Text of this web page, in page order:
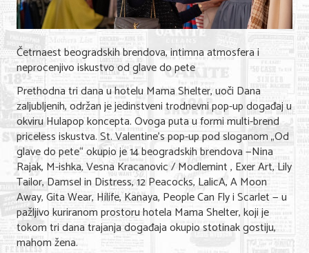
Četrnaest beogradskih brendova, intimna atmosfera i
neprocenjivo iskustvo od glave do pete
Prethodna tri dana u hotelu Mama Shelter, uoči Dana
zaljubljenih, održan je jedinstveni trodnevni pop-up događaj u
okviru Hulapop koncepta. Ovoga puta u formi multi-brend
priceless iskustva. St. Valentine’s pop-up pod sloganom „Od
glave do pete“ okupio je 14 beogradskih brendova —Nina
Rajak, M-ishka, Vesna Kracanovic / Modlemint , Exer Art, Lily
Tailor, Damsel in Distress, 12 Peacocks, LalicA, A Moon
Away, Gita Wear, Hilife, Kanaya, People Can Fly i Scarlet — u
pažljivo kuriranom prostoru hotela Mama Shelter, koji je
tokom tri dana trajanja događaja okupio stotinak gostiju,
mahom žena.